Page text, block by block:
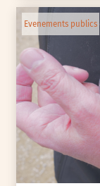
Evenements publics